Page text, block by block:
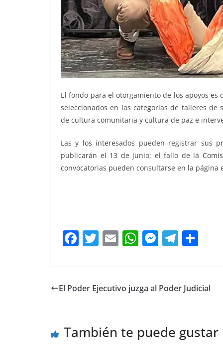
El fondo para el otorgamiento de los apoyos
seleccionados en las categorías de talleres
de cultura comunitaria y cultura de paz e
Las y los interesados pueden registrar sus
publicarán el 13 de junio; el fallo de la
convocatorias pueden consultarse en la página
F
e
o
T
er
E
l
W
s
p
M
e
er
T
gr p
El Poder Ejecutivo juzga al Poder Judicial
También te puede gustar